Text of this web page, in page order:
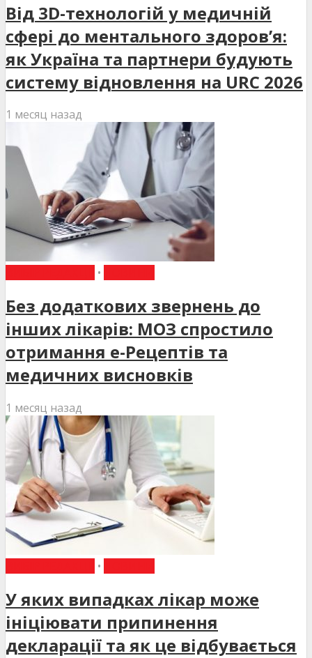
Від 3D-технологій у медичній
сфері до ментального здоров’я:
як Україна та партнери будують
систему відновлення на URC 2026
1 месяц назад
•
Без додаткових звернень до
інших лікарів: МОЗ спростило
отримання е-Рецептів та
медичних висновків
1 месяц назад
•
У яких випадках лікар може
ініціювати припинення
декларації та як це відбувається